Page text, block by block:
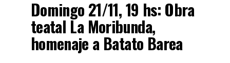
Domingo 21/11, 19 hs: Obra
teatal La Moribunda,
homenaje a Batato Barea